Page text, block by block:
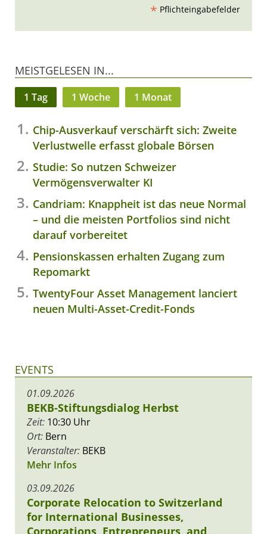
* Pflichteingabefelder
MEISTGELESEN IN...
1 Tag 1 Woche 1 Monat
Chip-Ausverkauf verschärft sich: Zweite
Verlustwelle erfasst globale Börsen
Studie: So nutzen Schweizer
Vermögensverwalter KI
Candriam: Knappheit ist das neue Normal
– und die meisten Portfolios sind nicht
darauf vorbereitet
Pensionskassen erhalten Zugang zum
Repomarkt
TwentyFour Asset Management lanciert
neuen Multi-Asset-Credit-Fonds
EVENTS
01.09.2026
BEKB-Stiftungsdialog Herbst
Zeit: 10:30 Uhr
Ort: Bern
Veranstalter: BEKB
Mehr Infos
03.09.2026
Corporate Relocation to Switzerland
for International Businesses,
Corporations, Entrepreneurs, and